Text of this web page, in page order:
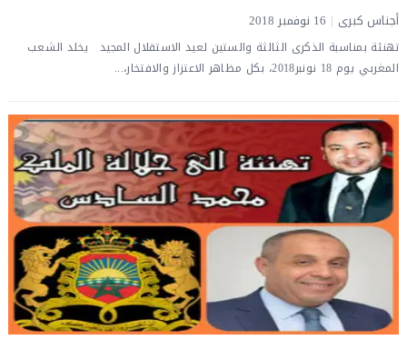
أجناس كبرى 16 نوفمبر 2018
تهنئة بمناسبة الذكرى الثالثة والستين لعيد الاستقلال المجيد يخلد الشعب
المغربي يوم 18 نونبر2018، بكل مظاهر الاعتزاز والافتخار،...